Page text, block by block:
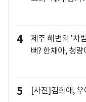
4
제주 해변의 '차
뻐? 한채아, 청량
5 [사진]김희애, 우